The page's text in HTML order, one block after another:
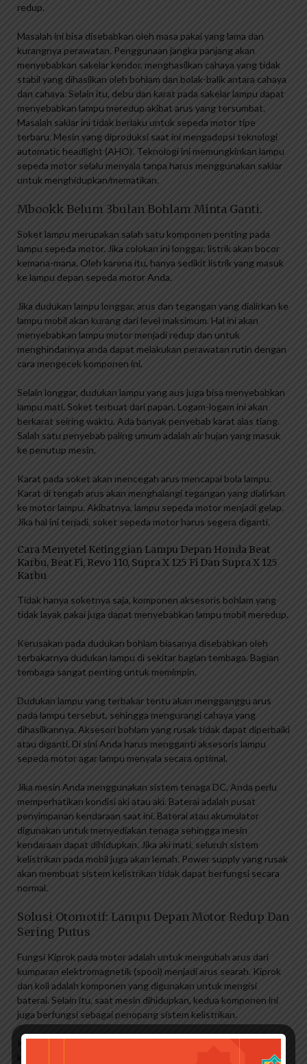
redup.
Masalah ini bisa disebabkan oleh masa pakai yang lama dan
kurangnya perawatan. Penggunaan jangka panjang akan
menyebabkan sakelar kendor, menghasilkan cahaya yang tidak
stabil yang dihasilkan oleh bohlam dan bolak-balik antara cahaya
dan cahaya. Selain itu, debu dan karat pada sakelar lampu dapat
menyebabkan lampu meredup akibat arus yang tersumbat.
Masalah saklar ini tidak berlaku untuk sepeda motor tipe
terbaru. Mesin yang diproduksi saat ini mengadopsi teknologi
automatic headlight (AHO). Teknologi ini memungkinkan lampu
sepeda motor selalu menyala tanpa harus menggunakan saklar
untuk menghidupkan/mematikan.
Mbookk Belum 3bulan Bohlam Minta Ganti.
Soket lampu merupakan salah satu komponen penting pada
lampu sepeda motor. Jika colokan ini longgar, listrik akan bocor
kemana-mana. Oleh karena itu, hanya sedikit listrik yang masuk
ke lampu depan sepeda motor Anda.
Jika dudukan lampu longgar, arus dan tegangan yang dialirkan ke
lampu mobil akan kurang dari level maksimum. Hal ini akan
menyebabkan lampu motor menjadi redup dan untuk
menghindarinya anda dapat melakukan perawatan rutin dengan
cara mengecek komponen ini.
Selain longgar, dudukan lampu yang aus juga bisa menyebabkan
lampu mati. Soket terbuat dari papan. Logam-logam ini akan
berkarat seiring waktu. Ada banyak penyebab karat alas tiang.
Salah satu penyebab paling umum adalah air hujan yang masuk
ke penutup mesin.
Karat pada soket akan mencegah arus mencapai bola lampu.
Karat di tengah arus akan menghalangi tegangan yang dialirkan
ke motor lampu. Akibatnya, lampu sepeda motor menjadi gelap.
Jika hal ini terjadi, soket sepeda motor harus segera diganti.
Cara Menyetel Ketinggian Lampu Depan Honda Beat
Karbu, Beat Fi, Revo 110, Supra X 125 Fi Dan Supra X 125
Karbu
Tidak hanya soketnya saja, komponen aksesoris bohlam yang
tidak layak pakai juga dapat menyebabkan lampu mobil meredup.
Kerusakan pada dudukan bohlam biasanya disebabkan oleh
terbakarnya dudukan lampu di sekitar bagian tembaga. Bagian
tembaga sangat penting untuk memimpin.
Dudukan lampu yang terbakar tentu akan mengganggu arus
pada lampu tersebut, sehingga mengurangi cahaya yang
dihasilkannya. Aksesori bohlam yang rusak tidak dapat diperbaiki
atau diganti. Di sini Anda harus mengganti aksesoris lampu
sepeda motor agar lampu menyala secara optimal.
Jika mesin Anda menggunakan sistem tenaga DC, Anda perlu
memperhatikan kondisi aki atau aki. Baterai adalah pusat
penyimpanan kendaraan saat ini. Baterai atau akumulator
digunakan untuk menyediakan tenaga sehingga mesin
kendaraan dapat dihidupkan. Jika aki mati, seluruh sistem
kelistrikan pada mobil juga akan lemah. Power supply yang rusak
akan membuat sistem kelistrikan tidak dapat berfungsi secara
normal.
Solusi Otomotif: Lampu Depan Motor Redup Dan
Sering Putus
Fungsi Kiprok pada motor adalah untuk mengubah arus dari
kumparan elektromagnetik (spool) menjadi arus searah. Kiprok
dan koil adalah komponen yang digunakan untuk mengisi
baterai. Selain itu, saat mesin dihidupkan, kedua komponen ini
juga berfungsi sebagai penopang sistem kelistrikan.
Kiprok erat hubungannya dengan aki di kendaraan. Saat
kendaraan dihidupkan, baterai dan baterai memainkan peran